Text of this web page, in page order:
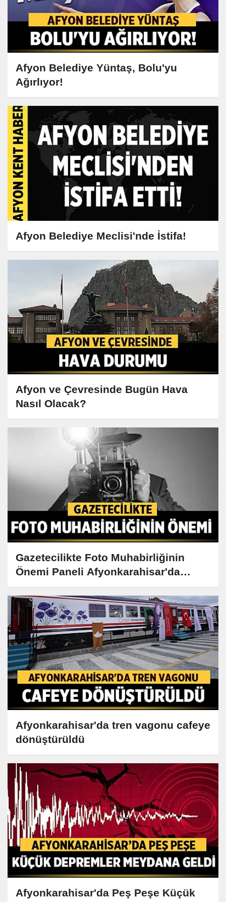
Afyon Belediye Yüntaş, Bolu'yu
Ağırlıyor!
Afyon Belediye Meclisi'nde İstifa!
Afyon ve Çevresinde Bugün Hava
Nasıl Olacak?
Gazetecilikte Foto Muhabirliğinin
Önemi Paneli Afyonkarahisar'da
Gerçekleşiyor
Afyonkarahisar'da tren vagonu cafeye
dönüştürüldü
Afyonkarahisar'da Peş Peşe Küçük